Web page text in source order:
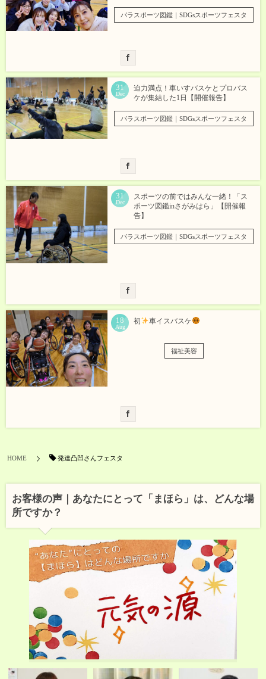
パラスポーツ図鑑｜SDGsスポーツフェスタ
31
Dec
迫力満点！車いすバスケとプロバス
ケが集結した1日【開催報告】
パラスポーツ図鑑｜SDGsスポーツフェスタ
31
Dec
スポーツの前ではみんな一緒！「ス
ポーツ図鑑inさがみはら」【開催報
告】
パラスポーツ図鑑｜SDGsスポーツフェスタ
18
Aug
初 車イスバスケ
福祉美容
HOME 発達凸凹さんフェスタ
お客様の声｜あなたにとって「まほら」は、どんな場
所ですか？